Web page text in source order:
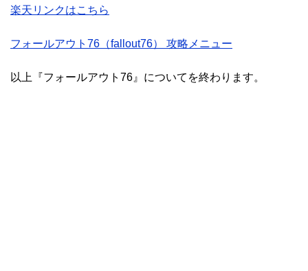
楽天リンクはこちら
フォールアウト76（fallout76） 攻略メニュー
以上『フォールアウト76』についてを終わります。